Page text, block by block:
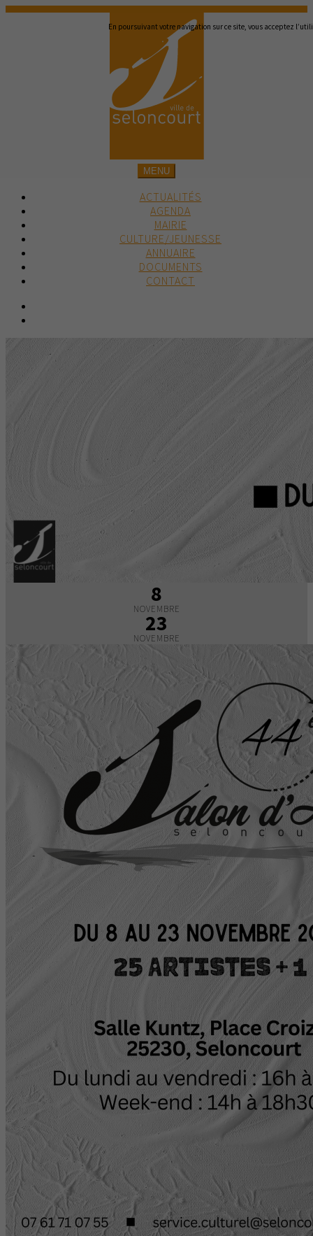
En poursuivant votre navigation sur ce site, vous acceptez
MENU
ACTUALITÉS
AGENDA
MAIRIE
CULTURE/JEUNESSE
ANNUAIRE
DOCUMENTS
CONTACT
8
NOVEMBRE
23
NOVEMBRE